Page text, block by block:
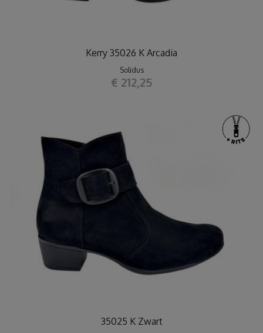
Kerry 35026 K Arcadia
Solidus
€ 212,25
35025 K Zwart